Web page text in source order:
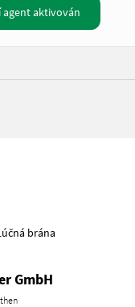
agent aktivován
brána
GmbH